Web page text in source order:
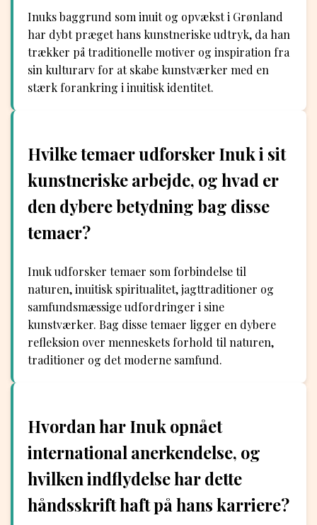
Inuks baggrund som inuit og opvækst i Grønland
har dybt præget hans kunstneriske udtryk, da han
trækker på traditionelle motiver og inspiration fra
sin kulturarv for at skabe kunstværker med en
stærk forankring i inuitisk identitet.
Hvilke temaer udforsker Inuk i sit
kunstneriske arbejde, og hvad er
den dybere betydning bag disse
temaer?
Inuk udforsker temaer som forbindelse til
naturen, inuitisk spiritualitet, jagttraditioner og
samfundsmæssige udfordringer i sine
kunstværker. Bag disse temaer ligger en dybere
refleksion over menneskets forhold til naturen,
traditioner og det moderne samfund.
Hvordan har Inuk opnået
international anerkendelse, og
hvilken indflydelse har dette
håndsskrift haft på hans karriere?